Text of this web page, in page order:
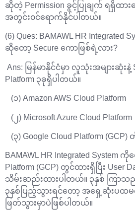
ဆိုတဲ့ Permission ခွင့်ပြုချက် ရရှိထား
အတွင်း၀င်ရောက်နိုင်ပါတယ်။
(6) Ques: BAMAWL HR Integrated
ဆိုတော့ Secure ကောဖြစ်ရဲ့လား?
Ans: မြန်မာနိုင်ငံမှာ လူသုံးအများဆုံးနဲ့
Platform ၃ခုရှိပါတယ်။
(၁) Amazon AWS Cloud Platform
(၂) Microsoft Azure Cloud Platform
(၃) Google Cloud Platform
BAMAWL HR Integrated System ကို
Platform (GCP) တွင်ထားရှိပြီး User
သိမ်းဆည်းထားပါတယ်။ ၃နှစ် ကြာ
၃နှစ်ပြည့်သွားရင်တော့ အရှေ့ဆုံးပထ
ဖြတ်သွားမှာပဲဖြစ်ပါတယ်။